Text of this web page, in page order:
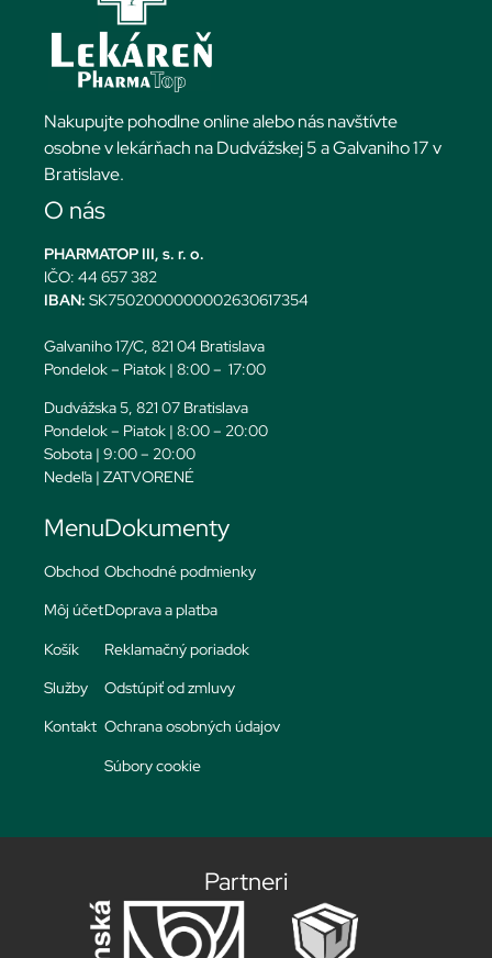
Nakupujte pohodlne online alebo nás navštívte
osobne v lekárňach na Dudvážskej 5 a Galvaniho 17 v
Bratislave.
O nás
PHARMATOP III, s. r. o.
IČO: 44 657 382
IBAN: SK7502000000002630617354
Galvaniho 17/C, 821 04 Bratislava
Pondelok – Piatok | 8:00 – 17:00
Dudvážska 5, 821 07 Bratislava
Pondelok – Piatok | 8:00 – 20:00
Sobota | 9:00 – 20:00
Nedeľa | ZATVORENÉ
Menu
Obchod
Môj účet
Košík
Služby
Kontakt
Dokumenty
Obchodné podmienky
Doprava a platba
Reklamačný poriadok
Odstúpiť od zmluvy
Ochrana osobných údajov
Súbory cookie
Partneri